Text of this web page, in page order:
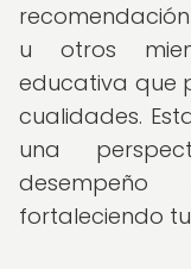
u otros
educativa que
cualidades.
una
fortaleciendo